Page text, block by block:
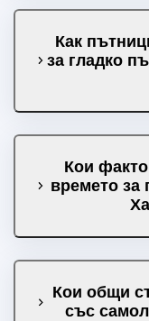
Как
за гладко
Кои
времето за
Кои общи
със